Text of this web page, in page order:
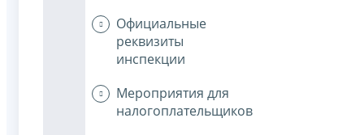
Официальные
реквизиты
инспекции
Мероприятия для
налогоплательщиков